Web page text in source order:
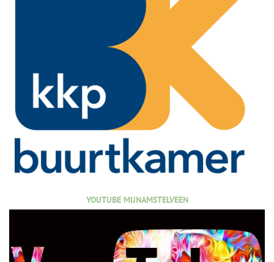
YOUTUBE MIJNAMSTELVEEN